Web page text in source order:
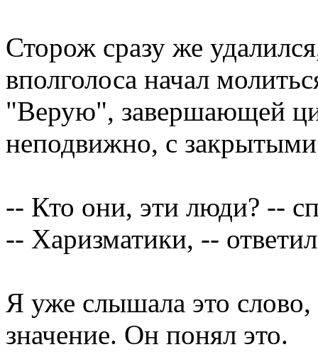
Сторож сразу же
вполголоса начал
"Верую", завершающей
неподвижно, с закрытыми
-- Кто они, эти люди? --
-- Харизматики, --
Я уже слышала это
значение. Он понял это.